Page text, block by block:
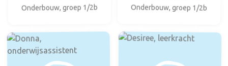
Onderbouw, groep 1/2b Onderbouw, groep 1/2b